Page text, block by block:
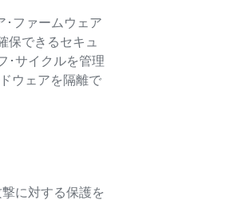
･ファームウェア
保できるセキュ
･サイクルを管理
ウェアを隔離で
に対する保護を